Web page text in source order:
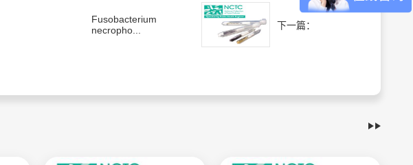
Fusobacterium
necropho...
下一篇：